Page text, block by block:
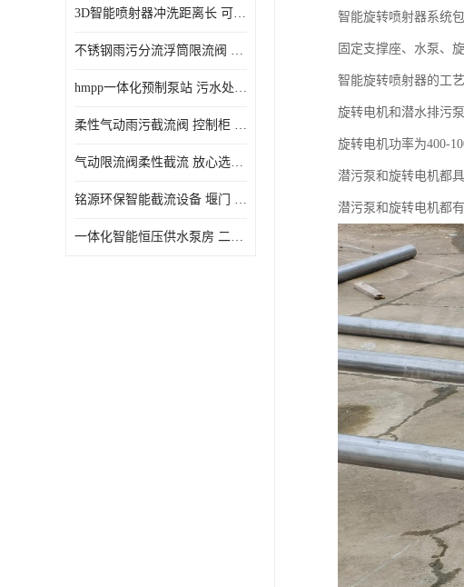
3D智能喷射器冲洗距离长 可270度旋转 高强度水压远距离喷洗
不锈钢雨污分流浮筒限流阀 DN150-DN1000 品质可信
hmpp一体化预制泵站 污水处理系统 乡镇学校市政排水 厂家供应
柔性气动雨污截流阀 控制柜 远程控制安全性高检修方便
气动限流阀柔性截流 放心选购 控源截污铭源环保
铭源环保智能截流设备 堰门 铸铁调节闸门作用 源头商家 可定制
一体化智能恒压供水泵房 二次加压供水设备户外智慧泵房
智能旋转喷射器系统
固定支撑座、水泵、
智能旋转喷射器的工
旋转电机和潜水排污
旋转电机功率为400-
潜污泵和旋转电机都
潜污泵和旋转电机都